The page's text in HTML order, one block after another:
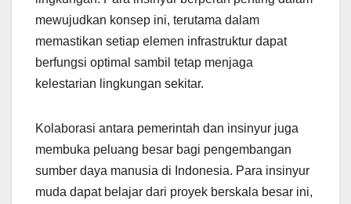
mewujudkan konsep ini, terutama dalam
memastikan setiap elemen infrastruktur dapat
berfungsi optimal sambil tetap menjaga
kelestarian lingkungan sekitar.
Kolaborasi antara pemerintah dan insinyur juga
membuka peluang besar bagi pengembangan
sumber daya manusia di Indonesia. Para insinyur
muda dapat belajar dari proyek berskala besar ini,